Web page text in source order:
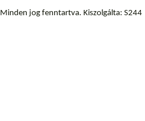
Minden jog fenntartva. Kiszolgálta: S244